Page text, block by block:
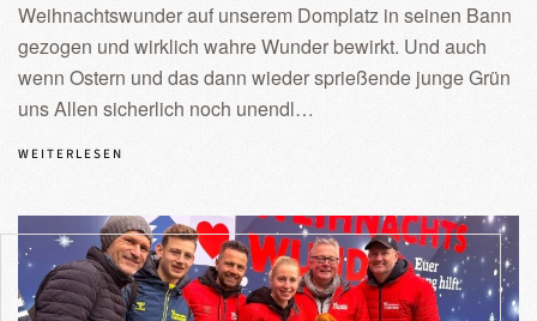
Weihnachtswunder auf unserem Domplatz in seinen Bann
gezogen und wirklich wahre Wunder bewirkt. Und auch
wenn Ostern und das dann wieder sprießende junge Grün
uns Allen sicherlich noch unendl…
WEITERLESEN